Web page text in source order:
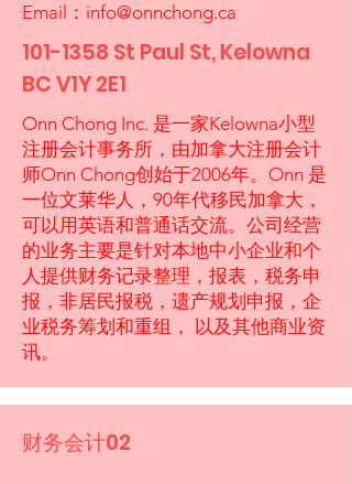
Email： info@onnchong.ca
101-1358 St Paul St, Kelowna
BC V1Y 2E1
Onn Chong Inc. 是一家Kelowna小型
注册会计事务所，由加拿大注册会计
师Onn Chong创始于2006年。Onn 是
一位文莱华人，90年代移民加拿大，
可以用英语和普通话交流。公司经营
的业务主要是针对本地中小企业和个
人提供财务记录整理，报表，税务申
报，非居民报税，遗产规划申报，企
业税务筹划和重组， 以及其他商业资
讯。
财务会计02